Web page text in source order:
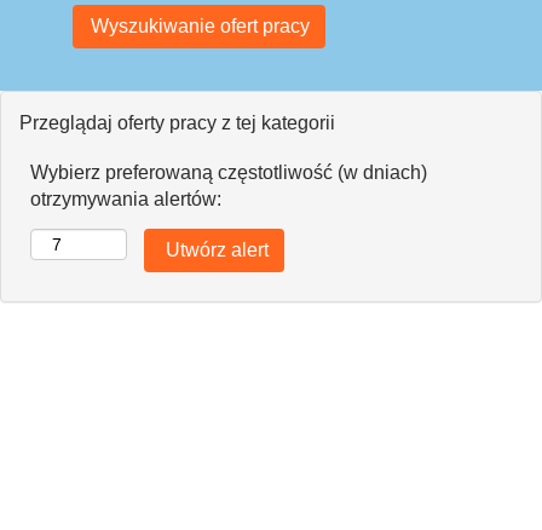
Przeglądaj oferty pracy z tej kategorii
Wybierz preferowaną częstotliwość (w dniach)
otrzymywania alertów: